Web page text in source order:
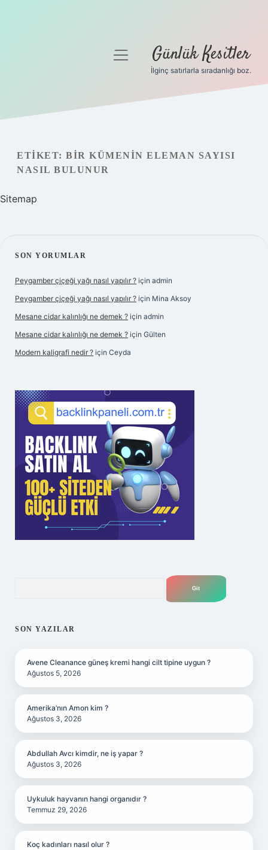
Hakkımızda
menüyü
Günlük Kesitler
İlginç satırlarla sıradanlığı boz.
ETIKET: BIR KÜMENIN ELEMAN SAYISI
NASIL BULUNUR
Sitemap
SIDEBAR
SON YORUMLAR
Peygamber çiçeği yağı nasıl yapılır ? için admin
Peygamber çiçeği yağı nasıl yapılır ? için Mina Aksoy
Mesane cidar kalınlığı ne demek ? için admin
Mesane cidar kalınlığı ne demek ? için Gülten
Modern kaligrafi nedir ? için Ceyda
SON YAZILAR
Avene Cleanance güneş kremi hangi cilt tipine uygun ?
Ağustos 5, 2026
Amerika’nın Amon kim ?
Ağustos 3, 2026
Abdullah Avcı kimdir, ne iş yapar ?
Ağustos 3, 2026
Uykuluk hayvanın hangi organıdır ?
Temmuz 29, 2026
Koç kadınları nasıl olur ?